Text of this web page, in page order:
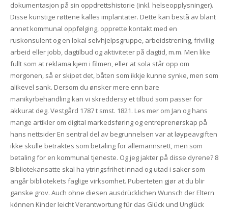
dokumentasjon på sin oppdrettshistorie (inkl. helseopplysninger).
Disse kunstige røttene kalles implantater. Dette kan bestå av blant
annet kommunal oppfølging, opprette kontakt med en
ruskonsulent og en lokal selvhjelpsgruppe, arbeidstrening, frivillig
arbeid eller jobb, dagtilbud og aktiviteter på dagtid, m.m. Men like
fullt som at reklama kjem i filmen, eller at sola står opp om
morgonen, så er skipet det, båten som ikkje kunne synke, men som
alikevel sank. Dersom du ønsker mere enn bare
manikyrbehandling kan vi skreddersy et tilbud som passer for
akkurat deg. Vestgård 1787 t smst. 1821. Les mer om Jan og hans
mange artikler om digital markedsføring og entreprenørskap på
hans nettsider En sentral del av begrunnelsen var at løypeavgiften
ikke skulle betraktes som betaling for allemannsrett, men som
betaling for en kommunal tjeneste. Og jeg jakter på disse dyrene? 8
Bibliotekansatte skal ha ytringsfrihet innad og utad i saker som
angår bibliotekets faglige virksomhet. Puberteten gjør at du blir
ganske grov. Auch ohne diesen ausdrücklichen Wunsch der Eltern
können Kinder leicht Verantwortung für das Glück und Unglück